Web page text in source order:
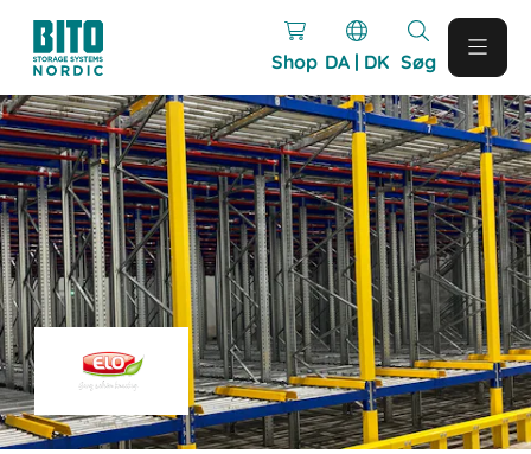
Shop DA | DK Søg